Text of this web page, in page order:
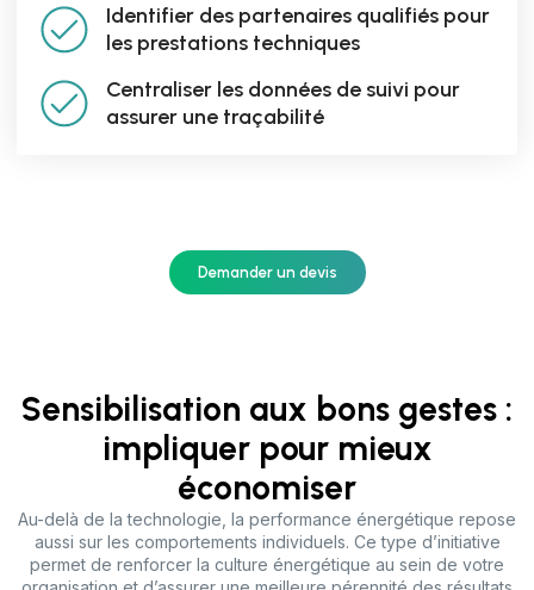
Identifier des partenaires qualifiés pour
les prestations techniques
Centraliser les données de suivi pour
assurer une traçabilité
Demander un devis
Sensibilisation aux bons gestes :
impliquer pour mieux
économiser
Au-delà de la technologie, la performance énergétique repose
aussi sur les comportements individuels. Ce type d’initiative
permet de renforcer la culture énergétique au sein de votre